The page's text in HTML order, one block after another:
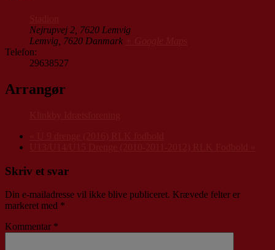
Nejrupvej 2, 7620 Lemvig
Lemvig 7620 Danmark
Telefon:
29638527
Arrangør
Skriv et svar
Din e-mailadresse vil ikke blive publiceret. Krævede felter er
markeret med *
Kommentar *